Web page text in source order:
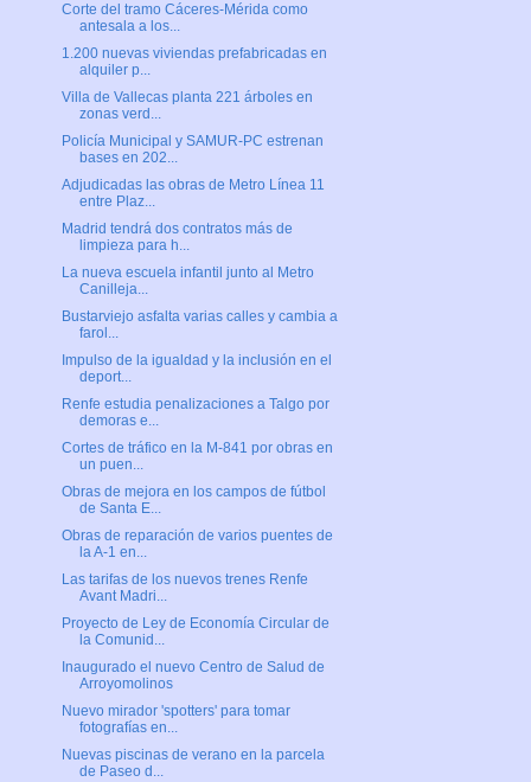
Corte del tramo Cáceres-Mérida como
antesala a los...
1.200 nuevas viviendas prefabricadas en
alquiler p...
Villa de Vallecas planta 221 árboles en
zonas verd...
Policía Municipal y SAMUR-PC estrenan
bases en 202...
Adjudicadas las obras de Metro Línea 11
entre Plaz...
Madrid tendrá dos contratos más de
limpieza para h...
La nueva escuela infantil junto al Metro
Canilleja...
Bustarviejo asfalta varias calles y cambia a
farol...
Impulso de la igualdad y la inclusión en el
deport...
Renfe estudia penalizaciones a Talgo por
demoras e...
Cortes de tráfico en la M-841 por obras en
un puen...
Obras de mejora en los campos de fútbol
de Santa E...
Obras de reparación de varios puentes de
la A-1 en...
Las tarifas de los nuevos trenes Renfe
Avant Madri...
Proyecto de Ley de Economía Circular de
la Comunid...
Inaugurado el nuevo Centro de Salud de
Arroyomolinos
Nuevo mirador 'spotters' para tomar
fotografías en...
Nuevas piscinas de verano en la parcela
de Paseo d...